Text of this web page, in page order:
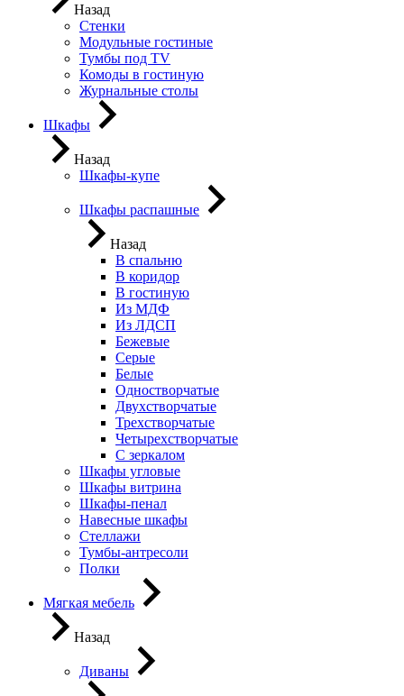
Назад
Стенки
Модульные гостиные
Тумбы под ТV
Комоды в гостиную
Журнальные столы
Шкафы
Назад
Шкафы-купе
Шкафы распашные
Назад
В спальню
В коридор
В гостиную
Из МДФ
Из ЛДСП
Бежевые
Серые
Белые
Одностворчатые
Двухстворчатые
Трехстворчатые
Четырехстворчатые
С зеркалом
Шкафы угловые
Шкафы витрина
Шкафы-пенал
Навесные шкафы
Стеллажи
Тумбы-антресоли
Полки
Мягкая мебель
Назад
Диваны